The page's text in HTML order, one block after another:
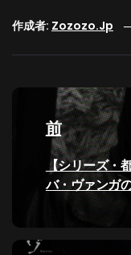
作成者: Zozozo.jp
ビ
ゲ
前
過
去
【シリーズ・
バ・ヴァンガ